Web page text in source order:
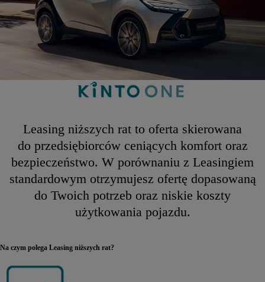
Leasing niższych rat to oferta skierowana
do przedsiębiorców ceniących komfort oraz
bezpieczeństwo. W porównaniu z Leasingiem
standardowym otrzymujesz ofertę dopasowaną
do Twoich potrzeb oraz niskie koszty
użytkowania pojazdu.
Na czym polega Leasing niższych rat?